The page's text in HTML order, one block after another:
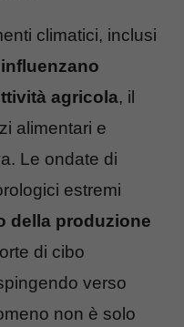
climatici, inclusi
influenzano
agricola, il
alimentari e
Le ondate di
estremi
della produzione
di cibo
verso
non è solo